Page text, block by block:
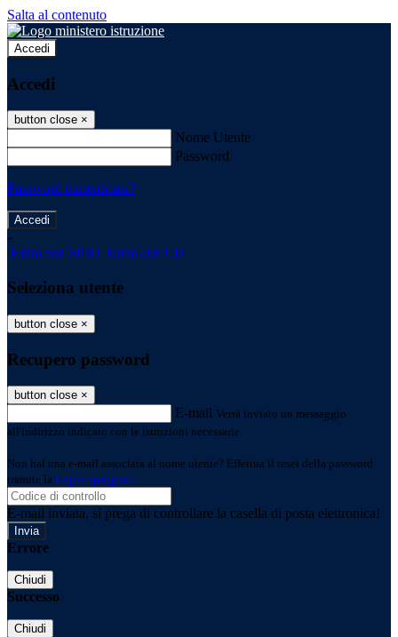
Salta al contenuto
Accedi
Accedi
button close ×
Nome Utente
Password
Password dimenticata?
-
Entra con SPID Entra con CIE
Seleziona utente
button close ×
Recupero password
button close ×
E-mail Verrà inviato un messaggio
all'indirizzo indicato con le istruzioni necessarie.
Non hai una e-mail associata al nome utente? Effettua il reset della password
tramite la Login Spaggiari
E-mail inviata, si prega di controllare la casella di posta elettronica!
Errore
Chiudi
Successo
Chiudi